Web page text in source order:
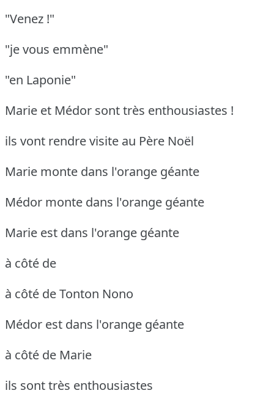
"Venez !"
"je vous emmène"
"en Laponie"
Marie et Médor sont très enthousiastes !
ils vont rendre visite au Père Noël
Marie monte dans l'orange géante
Médor monte dans l'orange géante
Marie est dans l'orange géante
à côté de
à côté de Tonton Nono
Médor est dans l'orange géante
à côté de Marie
ils sont très enthousiastes